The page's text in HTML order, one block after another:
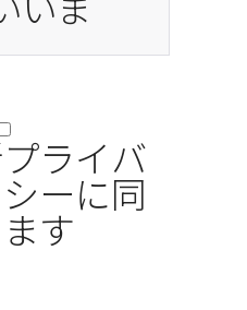
ての個
む利用
ライバ
ーに同
す